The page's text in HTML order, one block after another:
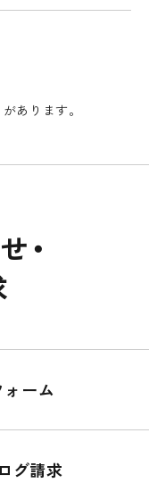
あります。
・
ーム
グ請求